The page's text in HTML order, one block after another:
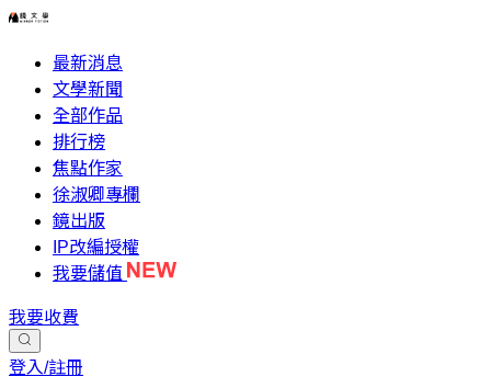
最新消息
文學新聞
全部作品
排行榜
焦點作家
徐淑卿專欄
鏡出版
IP改編授權
我要儲值
我要收費
登入/註冊